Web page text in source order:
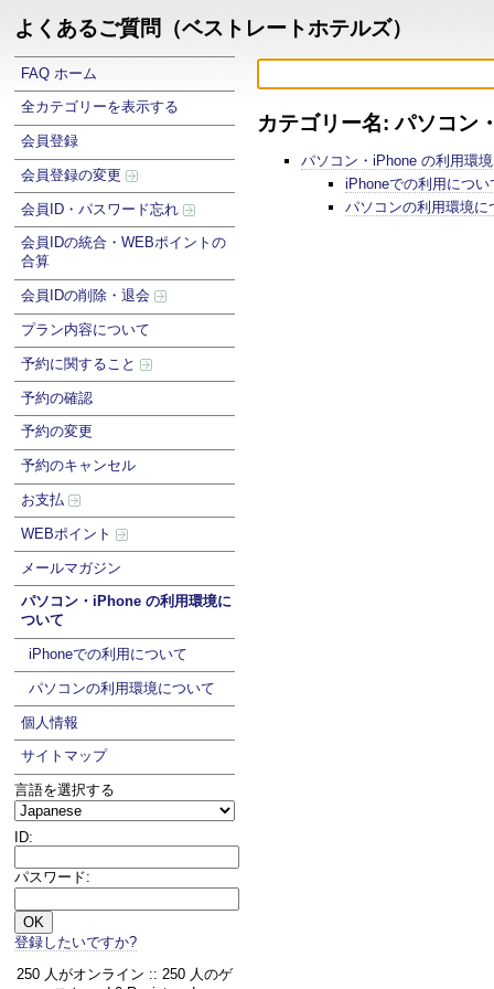
よくあるご質問（ベストレートホテルズ）
FAQ ホーム
全カテゴリーを表示する
会員登録
会員登録の変更
会員ID・パスワード忘れ
会員IDの統合・WEBポイントの
合算
会員IDの削除・退会
プラン内容について
予約に関すること
予約の確認
予約の変更
予約のキャンセル
お支払
WEBポイント
メールマガジン
パソコン・iPhone の利用環境に
ついて
iPhoneでの利用について
パソコンの利用環境について
個人情報
サイトマップ
言語を選択する
ID:
パスワード:
登録したいですか?
250 人がオンライン :: 250 人のゲ
カテゴリー名: パソコン
パソコン・iPhone の利用環
iPhoneでの利用につい
パソコンの利用環境に